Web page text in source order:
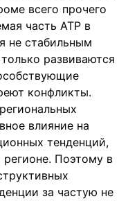
всего прочего
часть АТР в
не стабильным
развиваются
конфликты.
влияние на
тенденций,
Поэтому в
за частую не